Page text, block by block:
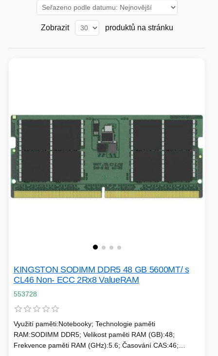
AI ROBOTIZACE
PRACOVNÍ STANICE
ZÁKLADNÍ DESKY - INTEL
AI ENTERPRISE
ZABEZPEČENÍ
KLÁVESNICE A MYŠI
ZÁRUKY - SLUŽBY
SOHO INTERNÍ DISKY
INTERAKTIVNÍ HRAČKY
SÍTĚ
SÍŤOVÉ PRVKY Pro
DOMÁCNOST
NOVINKY
Zobrazit produktů na stránku
KINGSTON SODIMM DDR5 48 GB 5600MT/ s
CL46 Non- ECC 2Rx8 ValueRAM
553728
Využití paměti:Notebooky; Technologie paměti
RAM:SODIMM DDR5; Velikost paměti RAM (GB):48;
Frekvence paměti RAM (GHz):5.6; Časování CAS:46;